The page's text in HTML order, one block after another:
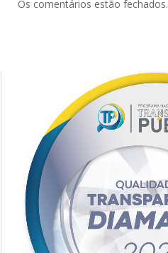
Os comentários estão fechados.